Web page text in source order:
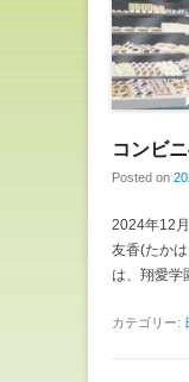
コンビ
Posted on
2024年12
友香(たか
は、翔愛学
カテゴリー: